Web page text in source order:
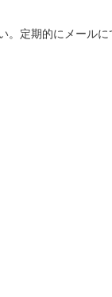
。定期的にメール